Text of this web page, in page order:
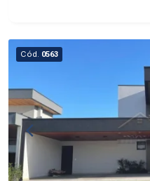
Cód. 0563